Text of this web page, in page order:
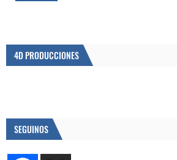
4D PRODUCCIONES
SEGUINOS